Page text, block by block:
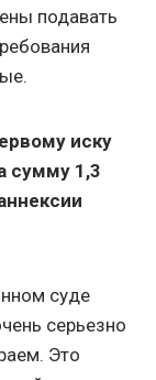
подавать
иску
сумму 1,3
суде
серьезно
Это